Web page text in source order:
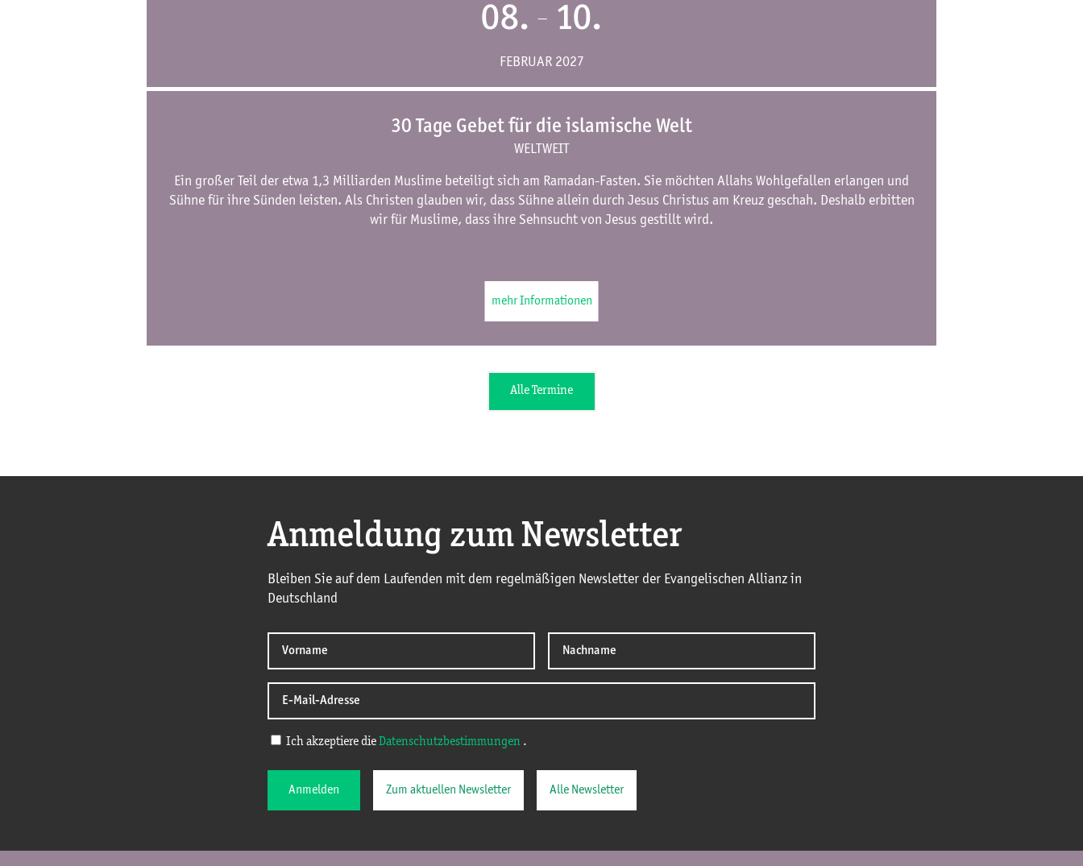
08. — 10.
FEBRUAR 2027
30 Tage Gebet für die islamische Welt
WELTWEIT
Ein großer Teil der etwa 1,3 Milliarden Muslime beteiligt sich am Ramadan-Fasten. Sie möchten Allahs Wohlgefallen erlangen und
Sühne für ihre Sünden leisten. Als Christen glauben wir, dass Sühne allein durch Jesus Christus am Kreuz geschah. Deshalb erbitten
wir für Muslime, dass ihre Sehnsucht von Jesus gestillt wird.
mehr Informationen
Alle Termine
Anmeldung zum Newsletter
Bleiben Sie auf dem Laufenden mit dem regelmäßigen Newsletter der Evangelischen Allianz in
Deutschland
Ich akzeptiere die Datenschutzbestimmungen .
Anmelden Zum aktuellen Newsletter Alle Newsletter